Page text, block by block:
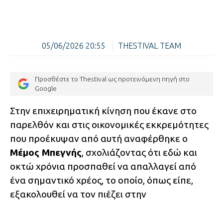
05/06/2026 20:55 THESTIVAL TEAM
Προσθέστε το Thestival ως προτεινόμενη πηγή στο
Google
Στην επιχειρηματική κίνηση που έκανε στο
παρελθόν και στις οικονομικές εκκρεμότητες
που προέκυψαν από αυτή αναφέρθηκε ο
Μέμος Μπεγνής, σχολιάζοντας ότι εδώ και
οκτώ χρόνια προσπαθεί να απαλλαγεί από
ένα σημαντικό χρέος, το οποίο, όπως είπε,
εξακολουθεί να τον πιέζει στην